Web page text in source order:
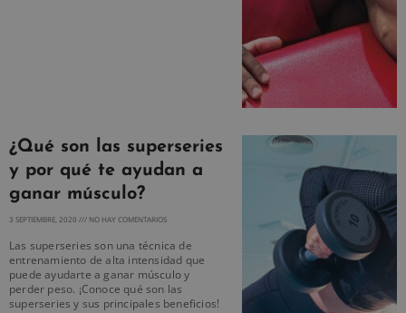
¿Qué son las superseries
y por qué te ayudan a
ganar músculo?
3 SEPTIEMBRE, 2020 NO HAY COMENTARIOS
Las superseries son una técnica de
entrenamiento de alta intensidad que
puede ayudarte a ganar músculo y
perder peso. ¡Conoce qué son las
superseries y sus principales beneficios!